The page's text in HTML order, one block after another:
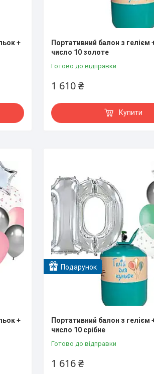
+
Портативний балон з гелієм
число 10 золоте
Готово до відправки
1 610 ₴
Купити
+
Подарунок
Портативний балон з гелієм
число 10 срібне
Готово до відправки
1 616 ₴